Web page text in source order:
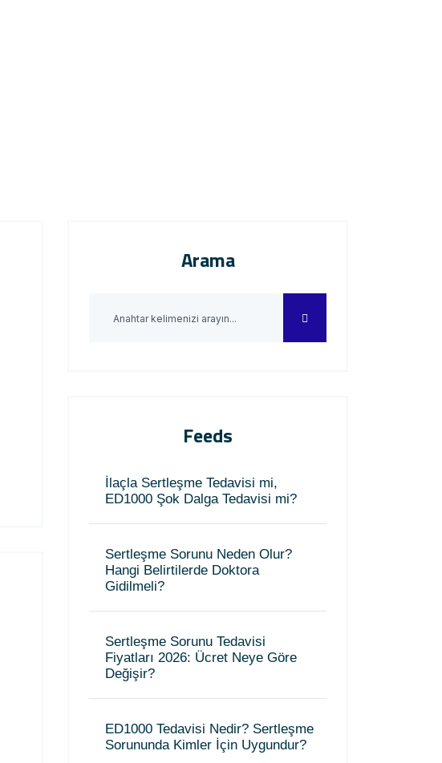
Arama
Feeds
İlaçla Sertleşme Tedavisi mi,
ED1000 Şok Dalga Tedavisi mi?
Sertleşme Sorunu Neden Olur?
Hangi Belirtilerde Doktora
Gidilmeli?
Sertleşme Sorunu Tedavisi
Fiyatları 2026: Ücret Neye Göre
Değişir?
ED1000 Tedavisi Nedir? Sertleşme
Sorununda Kimler İçin Uygundur?